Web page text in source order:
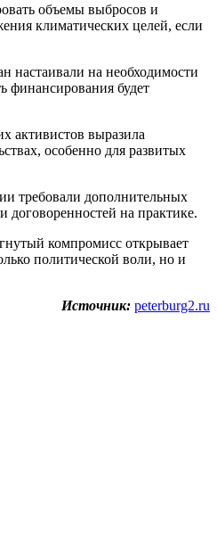
объемы выбросов и
климатических целей, если
настаивали на необходимости
финансирования будет
активистов выразила
особенно для развитых
требовали дополнительных
договоренностей на практике.
компромисс открывает
политической воли, но и
Источник: peterburg2.ru